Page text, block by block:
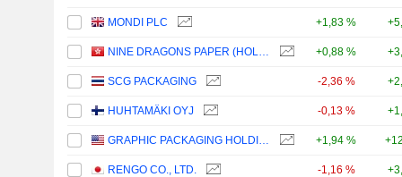
MONDI PLC +1,83 %
NINE DRAGONS PAPER (HOLDINGS) LIMITED +0,88 %
SCG PACKAGING -2,36 %
HUHTAMÄKI OYJ -0,13 %
GRAPHIC PACKAGING HOLDING COMPANY +1,94 %
RENGO CO., LTD. -1,16 %